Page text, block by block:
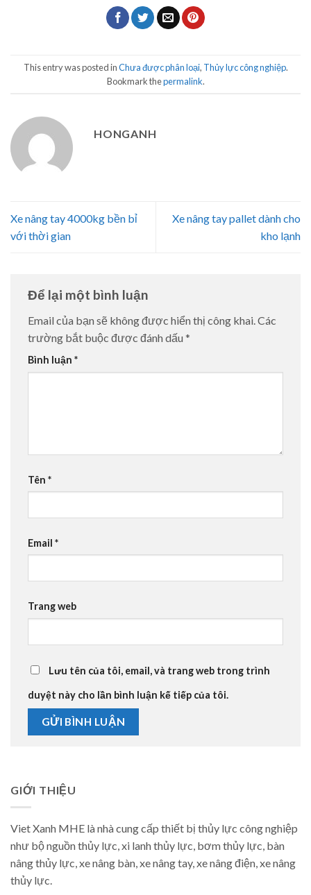
This entry was posted inChưa được phân loại, Thủy lực công nghiệp.
Bookmark thepermalink.
HONGANH
Xe nâng tay 4000kg bền bỉ
với thời gian
Xe nâng tay pallet dành cho
kho lạnh
Để lại một bình luận
Email của bạn sẽ không được hiển thị công khai.Các
trường bắt buộc được đánh dấu *
Bình luận *
Tên *
Email *
Trang web
Lưu tên của tôi, email, và trang web trong trình
duyệt này cho lần bình luận kế tiếp của tôi.
GIỚI THIỆU
Viet Xanh MHE là nhà cung cấp thiết bị thủy lực công nghiệp
như bộ nguồn thủy lực, xi lanh thủy lực, bơm thủy lực, bàn
nâng thủy lực, xe nâng bàn, xe nâng tay, xe nâng điện, xe nâng
thủy lực.